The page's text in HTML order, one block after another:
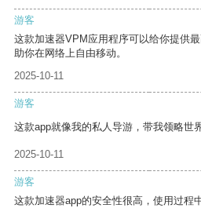
游客
这款加速器VPM应用程序可以给你提供
助你在网络上自由移动。
2025-10-11
游客
这款app就像我的私人导游，带我领略世
2025-10-11
游客
这款加速器app的安全性很高，使用过程